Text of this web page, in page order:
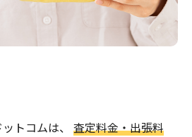
トコムは、 査定料金・出張料